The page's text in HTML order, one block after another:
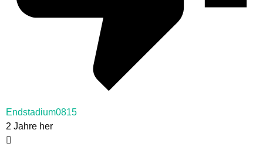
Endstadium0815
2 Jahre her